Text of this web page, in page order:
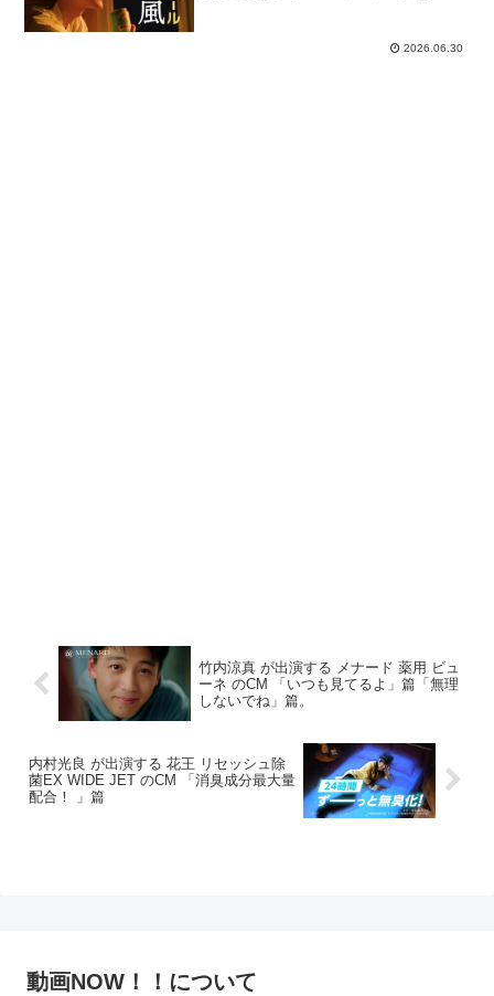
2026.06.30
竹内涼真 が出演する メナード 薬用 ビュ
ーネ のCM 「いつも見てるよ」篇「無理
しないでね」篇。
内村光良 が出演する 花王 リセッシュ除
菌EX WIDE JET のCM 「消臭成分最大量
配合！ 」篇
動画NOW！！について